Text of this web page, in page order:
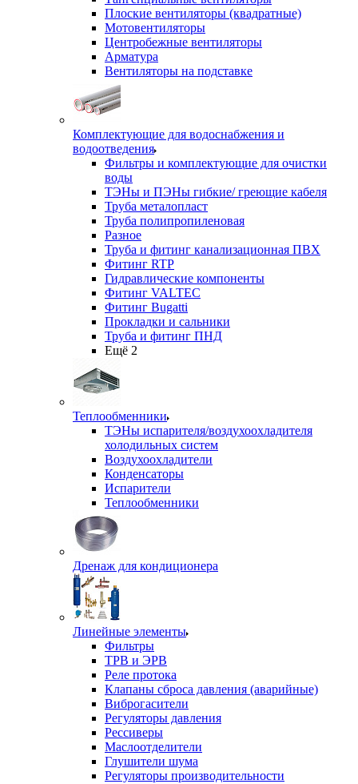
Плоские вентиляторы (квадратные)
Мотовентиляторы
Центробежные вентиляторы
Арматура
Вентиляторы на подставке
Комплектующие для водоснабжения и
водоотведения
Фильтры и комплектующие для очистки
воды
ТЭНы и ПЭНы гибкие/ греющие кабеля
Труба металопласт
Труба полипропиленовая
Разное
Труба и фитинг канализационная ПВХ
Фитинг RTP
Гидравлические компоненты
Фитинг VALTEC
Фитинг Bugatti
Прокладки и сальники
Труба и фитинг ПНД
Ещё 2
Теплообменники
ТЭНы испарителя/воздухоохладителя
холодильных систем
Воздухоохладители
Конденсаторы
Испарители
Теплообменники
Дренаж для кондиционера
Линейные элементы
Фильтры
ТРВ и ЭРВ
Реле протока
Клапаны сброса давления (аварийные)
Виброгасители
Регуляторы давления
Рессиверы
Маслоотделители
Глушители шума
Регуляторы производительности